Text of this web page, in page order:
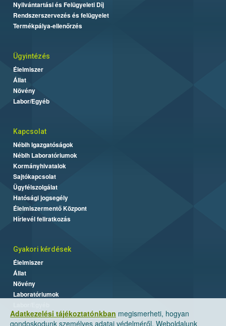
Adatkezelési tájékoztatónkban megismerheti, hogyan
gondoskodunk személyes adatai védelméről. Weboldalunk
Nyilvántartási és Felügyeleti Díj
Rendszerszervezés és felügyelet
Termékpálya-ellenőrzés
Ügyintézés
Élelmiszer
Állat
Növény
Labor/Egyéb
Kapcsolat
Nébih Igazgatóságok
Nébih Laboratóriumok
Kormányhivatalok
Sajtókapcsolat
Ügyfélszolgálat
Hatósági jogsegély
Élelmiszermentő Központ
Hírlevél feliratkozás
Gyakori kérdések
Élelmiszer
Állat
Növény
Laboratóriumok